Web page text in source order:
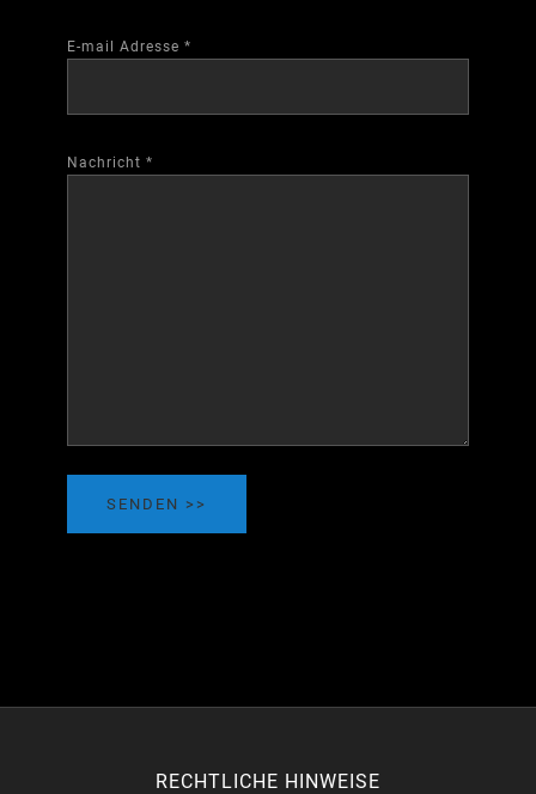
E-mail Adresse *
Nachricht *
SENDEN
RECHTLICHE HINWEISE